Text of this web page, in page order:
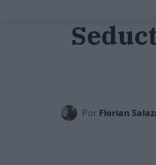
Por Florian